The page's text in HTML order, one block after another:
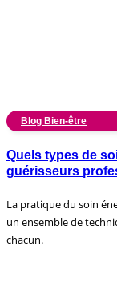
Blog Bien-être
Quels types de
guérisseurs
La pratique du soin
un ensemble de
chacun.